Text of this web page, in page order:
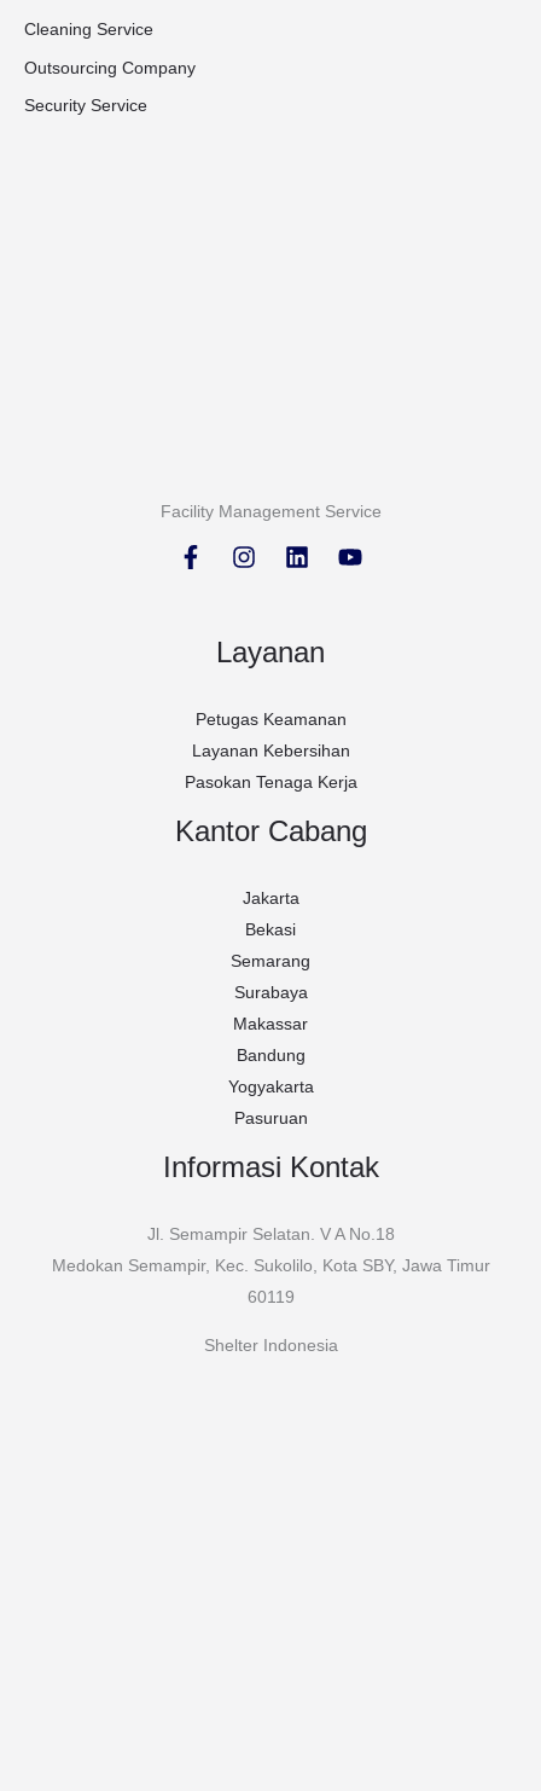
Cleaning Service
Outsourcing Company
Security Service
Facility Management Service
Layanan
Petugas Keamanan
Layanan Kebersihan
Pasokan Tenaga Kerja
Kantor Cabang
Jakarta
Bekasi
Semarang
Surabaya
Makassar
Bandung
Yogyakarta
Pasuruan
Informasi Kontak
Jl. Semampir Selatan. V A No.18
Medokan Semampir, Kec. Sukolilo, Kota SBY, Jawa Timur
60119
Shelter Indonesia